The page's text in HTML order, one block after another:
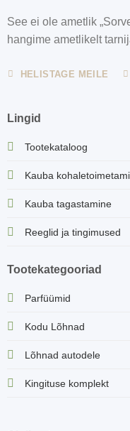
See ei ole ametlik
hangime ametlikelt
HELISTAGE MEILE
Lingid
Tootekataloog
Kauba
Kauba tagastamine
Reeglid ja tingimused
Tootekategooriad
Parfüümid
Kodu Lõhnad
Lõhnad autodele
Kingituse komplekt